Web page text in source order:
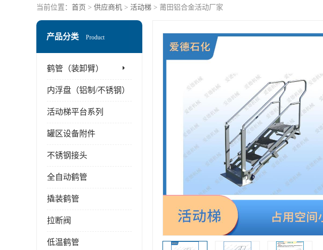
当前位置： 首页 > 供应商机 > 活动梯 > 莆田铝合金活动厂家
产品分类 Product
鹤管（装卸臂）
内浮盘（铝制/不锈钢）
活动梯平台系列
罐区设备附件
不锈钢接头
全自动鹤管
撬装鹤管
拉断阀
低温鹤管